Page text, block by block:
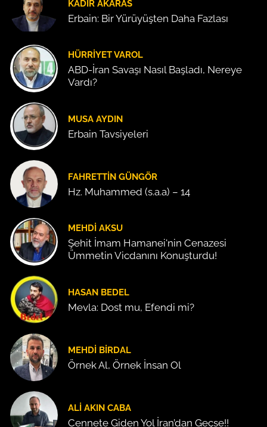
KADIR AKARAS
Erbain: Bir Yürüyüşten Daha Fazlası
HÜRRIYET VAROL
ABD-İran Savaşı Nasıl Başladı, Nereye
Vardı?
MUSA AYDIN
Erbain Tavsiyeleri
FAHRETTIN GÜNGÖR
Hz. Muhammed (s.a.a) – 14
MEHDI AKSU
Şehit İmam Hamanei'nin Cenazesi
Ümmetin Vicdanını Konuşturdu!
HASAN BEDEL
Mevla: Dost mu, Efendi mi?
MEHDI BIRDAL
Örnek Al, Örnek İnsan Ol
ALI AKIN CABA
Cennete Giden Yol İran’dan Geçse!!